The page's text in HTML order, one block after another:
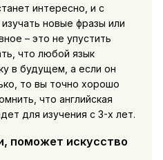
интересно, и с
новые фразы или
– это не упустить
что любой язык
в будущем, а если он
то вы точно хорошо
что английская
для изучения с 3-х лет.
поможет искусство